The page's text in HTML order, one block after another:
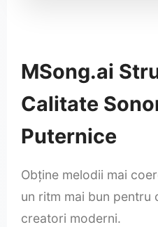
MSong.ai
Calitate
Puternice
Obține melodii mai
un ritm mai bun pentru
creatori moderni.